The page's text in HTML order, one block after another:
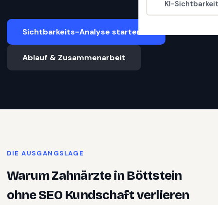
KI-
Sichtbarkeits-Analyse starten
Ablauf & Zusammenarbeit
DIE AUSGANGSLAGE
WarumZahnärzteinBöttstein
ohne SEO Kundschaft verlieren